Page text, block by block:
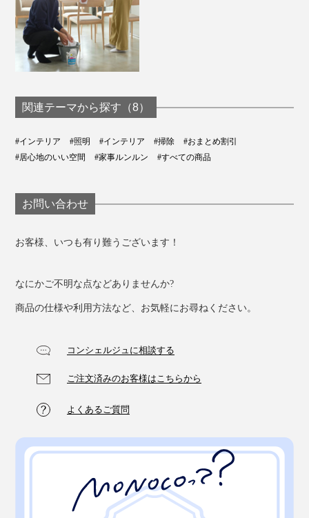
関連テーマから探す（8）
#インテリア #照明 #インテリア #掃除
#おまとめ割引
#居心地のいい空間
#家事ルンルン #すべての商品
お問い合わせ
お客様、いつも有り難うございます！
なにかご不明な点などありませんか?
商品の仕様や利用方法など、お気軽にお尋ねください。
コンシェルジュに相談する
ご注文済みのお客様はこちらから
よくあるご質問